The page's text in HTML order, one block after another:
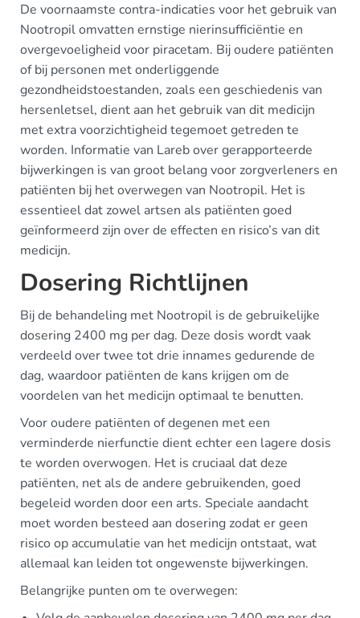
De voornaamste contra-indicaties voor het gebruik van
Nootropil omvatten ernstige nierinsufficiëntie en
overgevoeligheid voor piracetam. Bij oudere patiënten
of bij personen met onderliggende
gezondheidstoestanden, zoals een geschiedenis van
hersenletsel, dient aan het gebruik van dit medicijn
met extra voorzichtigheid tegemoet getreden te
worden. Informatie van Lareb over gerapporteerde
bijwerkingen is van groot belang voor zorgverleners en
patiënten bij het overwegen van Nootropil. Het is
essentieel dat zowel artsen als patiënten goed
geïnformeerd zijn over de effecten en risico’s van dit
medicijn.
Dosering Richtlijnen
Bij de behandeling met Nootropil is de gebruikelijke
dosering 2400 mg per dag. Deze dosis wordt vaak
verdeeld over twee tot drie innames gedurende de
dag, waardoor patiënten de kans krijgen om de
voordelen van het medicijn optimaal te benutten.
Voor oudere patiënten of degenen met een
verminderde nierfunctie dient echter een lagere dosis
te worden overwogen. Het is cruciaal dat deze
patiënten, net als de andere gebruikenden, goed
begeleid worden door een arts. Speciale aandacht
moet worden besteed aan dosering zodat er geen
risico op accumulatie van het medicijn ontstaat, wat
allemaal kan leiden tot ongewenste bijwerkingen.
Belangrijke punten om te overwegen: